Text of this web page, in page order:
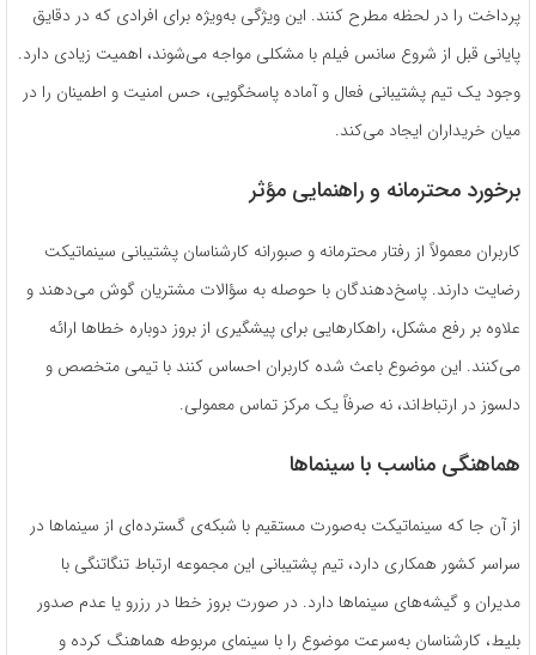
پرداخت را در لحظه مطرح کنند. این ویژگی به‌ویژه برای افرادی که در دقایق
پایانی قبل از شروع سانس فیلم با مشکلی مواجه می‌شوند، اهمیت زیادی دارد.
وجود یک تیم پشتیبانی فعال و آماده پاسخگویی، حس امنیت و اطمینان را در
میان خریداران ایجاد می‌کند.
برخورد محترمانه و راهنمایی مؤثر
کاربران معمولاً از رفتار محترمانه و صبورانه کارشناسان پشتیبانی سینماتیکت
رضایت دارند. پاسخ‌دهندگان با حوصله به سؤالات مشتریان گوش می‌دهند و
علاوه بر رفع مشکل، راهکارهایی برای پیشگیری از بروز دوباره خطاها ارائه
می‌کنند. این موضوع باعث شده کاربران احساس کنند با تیمی متخصص و
دلسوز در ارتباط‌اند، نه صرفاً یک مرکز تماس معمولی.
هماهنگی مناسب با سینماها
از آن جا که سینماتیکت به‌صورت مستقیم با شبکه‌ی گسترده‌ای از سینماها در
سراسر کشور همکاری دارد، تیم پشتیبانی این مجموعه ارتباط تنگاتنگی با
مدیران و گیشه‌های سینماها دارد. در صورت بروز خطا در رزرو یا عدم صدور
بلیط، کارشناسان به‌سرعت موضوع را با سینمای مربوطه هماهنگ کرده و